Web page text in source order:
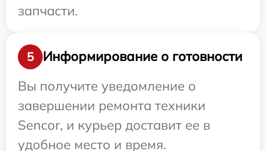
запчасти.
5
Информирование о готовности
Вы получите уведомление о
завершении ремонта техники
Sencor, и курьер доставит ее в
удобное место и время.